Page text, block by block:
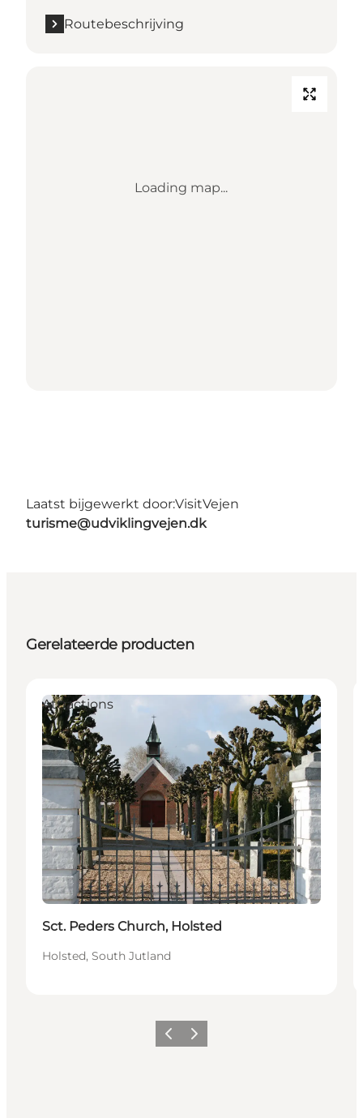
Routebeschrijving
Loading map...
Laatst bijgewerkt door:VisitVejen
turisme@udviklingvejen.dk
Gerelateerde producten
Attractions
Sct. Peders Church, Holsted
Holsted, South Jutland
Vorige Volgende